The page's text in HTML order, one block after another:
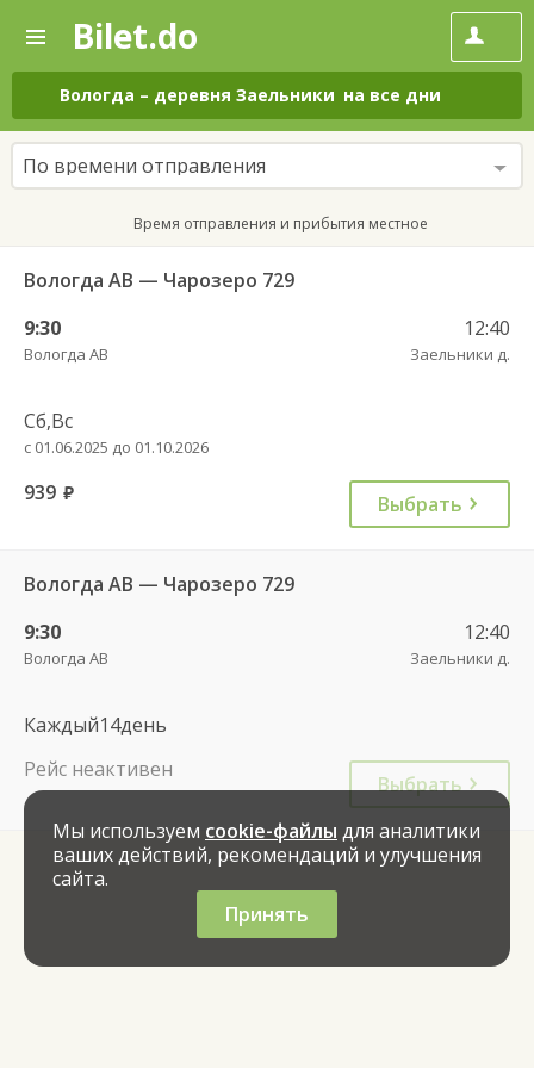
—
Поиск
и
покупка
билетов
на
автобус
онлайн
Bilet.do
Вологда – деревня Заельники на все дни
По времени отправления
Время отправления и прибытия местное
Вологда АВ — Чарозеро 729
9:30
Вологда АВ
12:40
Заельники д.
Сб,Вс
с 01.06.2025 до 01.10.2026
939 руб. Выбрать
Вологда АВ — Чарозеро 729
9:30
Вологда АВ
12:40
Заельники д.
Каждый14день
Рейс неактивен
Выбрать
Мы используем cookie-файлы для аналитики
ваших действий, рекомендаций и улучшения
сайта.
Принять